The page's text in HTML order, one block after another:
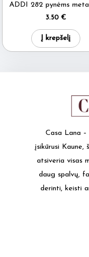
ADDI 282 pynėms
3.50 €
Į krepšelį
Casa Lana
įsikūrusi Kaune,
atsiveria visas
daug spalvų,
derinti, keisti